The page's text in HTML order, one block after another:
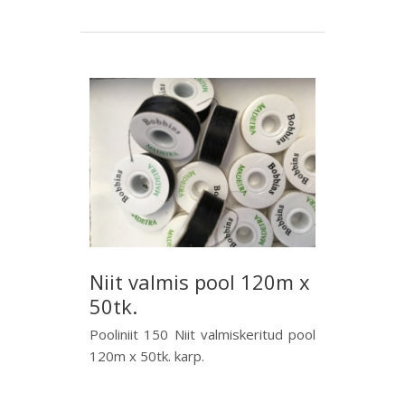
Niit valmis pool 120m x
50tk.
Pooliniit 150 Niit valmiskeritud pool
120m x 50tk. karp.